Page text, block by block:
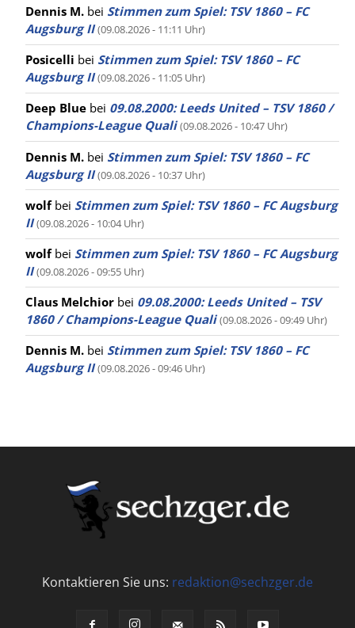
Dennis M. bei Stimmen zum Spiel: TSV 1860 – FC
Augsburg II (09.08.2026 - 11:11 Uhr)
Posicelli bei Stimmen zum Spiel: TSV 1860 – FC
Augsburg II (09.08.2026 - 11:05 Uhr)
Deep Blue bei 09.08.2000: Leeds United – TSV 1860 /
Champions-League Quali (09.08.2026 - 10:47 Uhr)
Dennis M. bei Stimmen zum Spiel: TSV 1860 – FC
Augsburg II (09.08.2026 - 10:37 Uhr)
wolfbei Stimmen zum Spiel: TSV 1860 – FC Augsburg
II (09.08.2026 - 10:04 Uhr)
wolfbei Stimmen zum Spiel: TSV 1860 – FC Augsburg
II (09.08.2026 - 09:55 Uhr)
Claus Melchior bei 09.08.2000: Leeds United – TSV
1860 / Champions-League Quali (09.08.2026 - 09:49 Uhr)
Dennis M. bei Stimmen zum Spiel: TSV 1860 – FC
Augsburg II (09.08.2026 - 09:46 Uhr)
Kontaktieren Sie uns: redaktion@sechzger.de